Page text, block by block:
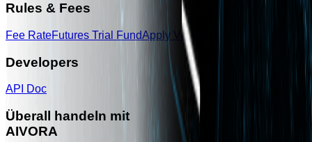
Rules & Fees
Fee RateFutures Trial FundApply Voucher
Developers
API Doc
Überall handeln mit
AIVORA